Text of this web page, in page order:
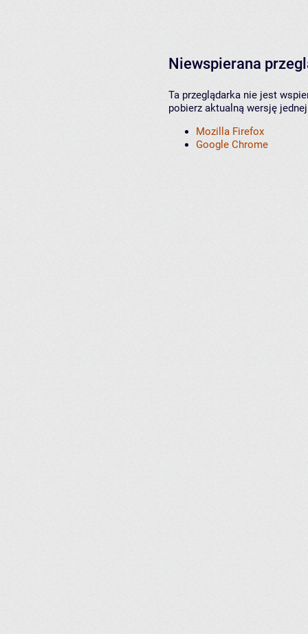
Niewspierana
Ta przeglądarka nie jest
pobierz aktualną wersję
Mozilla Firefox
Google Chrome